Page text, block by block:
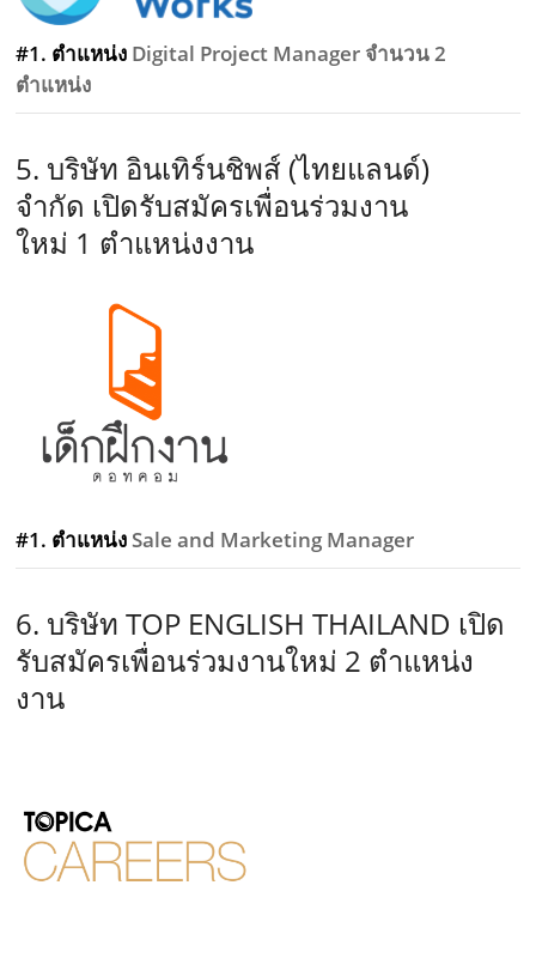
#1. ตำแหน่ง Digital Project Manager จำนวน 2
ตำแหน่ง
5. บริษัท อินเทิร์นชิพส์ (ไทยแลนด์)
จำกัด เปิดรับสมัครเพื่อนร่วมงาน
ใหม่ 1 ตำแหน่งงาน
#1. ตำแหน่งSale and Marketing Manager
6. บริษัท TOP ENGLISH THAILAND เปิด
รับสมัครเพื่อนร่วมงานใหม่ 2 ตำแหน่ง
งาน